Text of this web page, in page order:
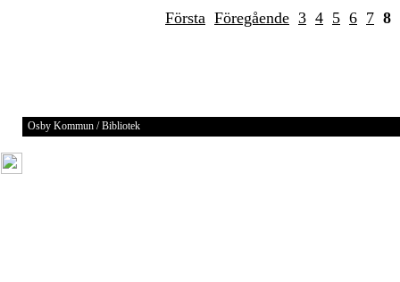
Första Föregående 3 4 5 6 7 8
Osby Kommun / Bibliotek